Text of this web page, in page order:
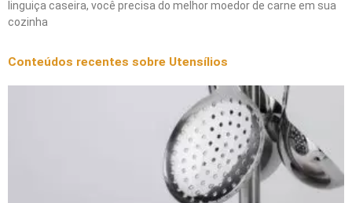
linguiça caseira, você precisa do melhor moedor de carne em sua
cozinha
Conteúdos recentes sobre Utensílios